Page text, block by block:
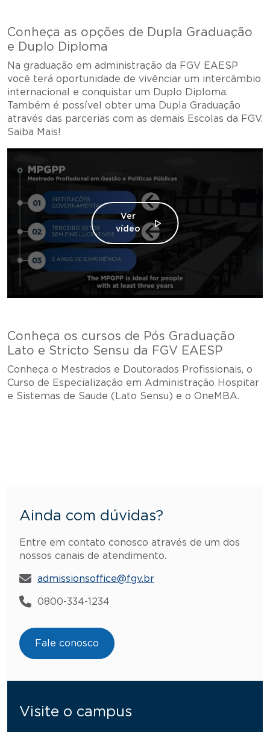
Conheça as opções de Dupla Graduação
e Duplo Diploma
Na graduação em administração da FGV EAESP
você terá oportunidade de vivênciar um intercâmbio
internacional e conquistar um Duplo Diploma.
Também é possível obter uma Dupla Graduação
através das parcerias com as demais Escolas da FGV.
Saiba Mais!
Ver
vídeo
Conheça os cursos de Pós Graduação
Lato e Stricto Sensu da FGV EAESP
Conheça o Mestrados e Doutorados Profissionais, o
Curso de Especialização em Administração Hospitar
e Sistemas de Saude (Lato Sensu) e o OneMBA.
Ainda com dúvidas?
Entre em contato conosco através de um dos
nossos canais de atendimento.
admissionsoffice@fgv.br
0800-334-1234
Fale conosco
Visite o campus